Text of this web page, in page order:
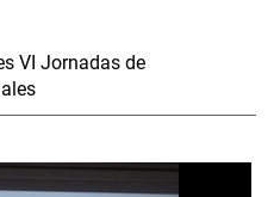
VI Jornadas de